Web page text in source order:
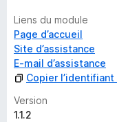
t
e
p
o
u
r
l
’
Liens du module
Page d’accueil
Site d’assistance
E-mail d’assistance
Copier
Version
1.1.2